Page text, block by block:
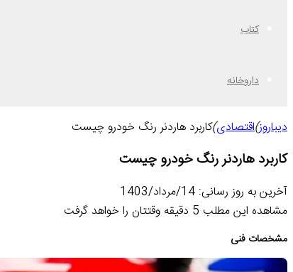
کتاب
داروخانه
دیباروز)اقتصادی)کاربرد هاردنر رنگ خودرو چیست
کاربرد هاردنر رنگ خودرو چیست
آخرین به روز رسانی: 14/مرداد/1403
مشاهده این مطلب 5 دقیقه وقتتان را خواهد گرفت
مشخصات فنی